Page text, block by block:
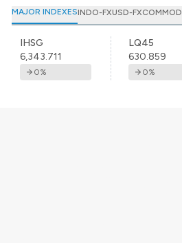
MAJOR INDEXESINDO-FXUSD-FX
IHSG
6,343.711
0%
LQ45
630.859
0%